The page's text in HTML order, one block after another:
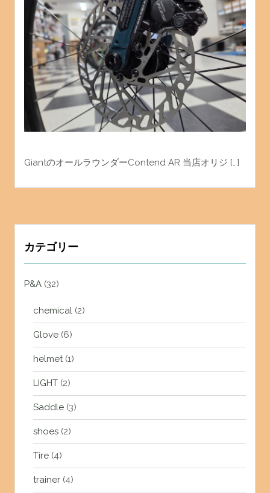
GiantのオールラウンダーContend AR 当店オリジ […]
カテゴリー
P&A(32)
chemical(2)
Glove(6)
helmet(1)
LIGHT(2)
Saddle(3)
shoes(2)
Tire(4)
trainer(4)